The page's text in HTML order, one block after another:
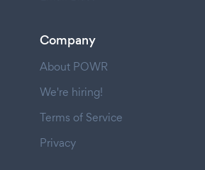
Company
About POWR
We're hiring!
Terms of Service
Privacy